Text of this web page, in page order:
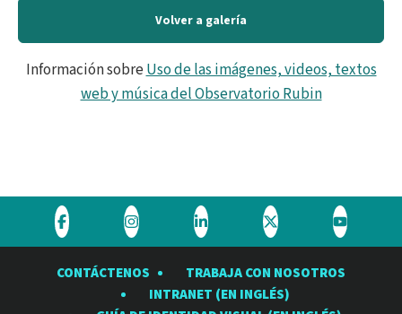
Volver a galería
Información sobreUso de las imágenes, videos, textos
web y música del Observatorio Rubin
Visite
Observatorio
Visite
Observatorio
Rubin
Visite
Observatorio
Rubin
Visite
Observatorio
Rubin
Visite
Rubin
CONTÁCTENOS
TRABAJA CON NOSOTROS
INTRANET (EN INGLÉS)